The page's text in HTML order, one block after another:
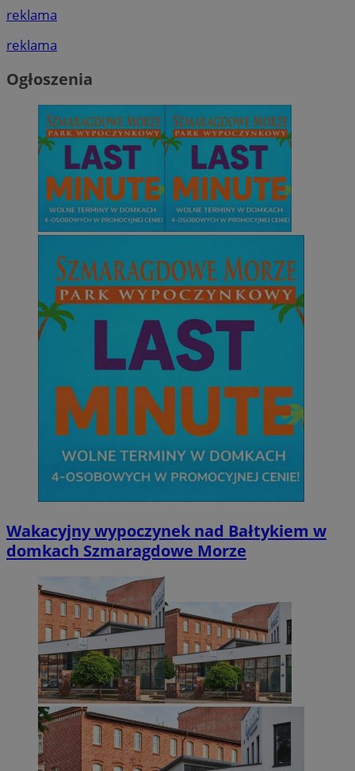
reklama
reklama
Ogłoszenia
Wakacyjny wypoczynek nad Bałtykiem w
domkach Szmaragdowe Morze